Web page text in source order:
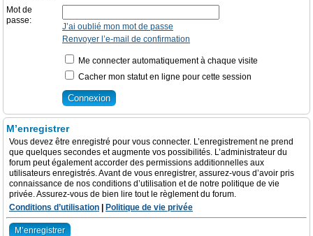
Mot de
passe:
J’ai oublié mon mot de passe
Renvoyer l’e-mail de confirmation
Me connecter automatiquement à chaque visite
Cacher mon statut en ligne pour cette session
M’enregistrer
Vous devez être enregistré pour vous connecter. L’enregistrement ne prend
que quelques secondes et augmente vos possibilités. L’administrateur du
forum peut également accorder des permissions additionnelles aux
utilisateurs enregistrés. Avant de vous enregistrer, assurez-vous d’avoir pris
connaissance de nos conditions d’utilisation et de notre politique de vie
privée. Assurez-vous de bien lire tout le règlement du forum.
Conditions d’utilisation
Politique de vie privée
M’enregistrer